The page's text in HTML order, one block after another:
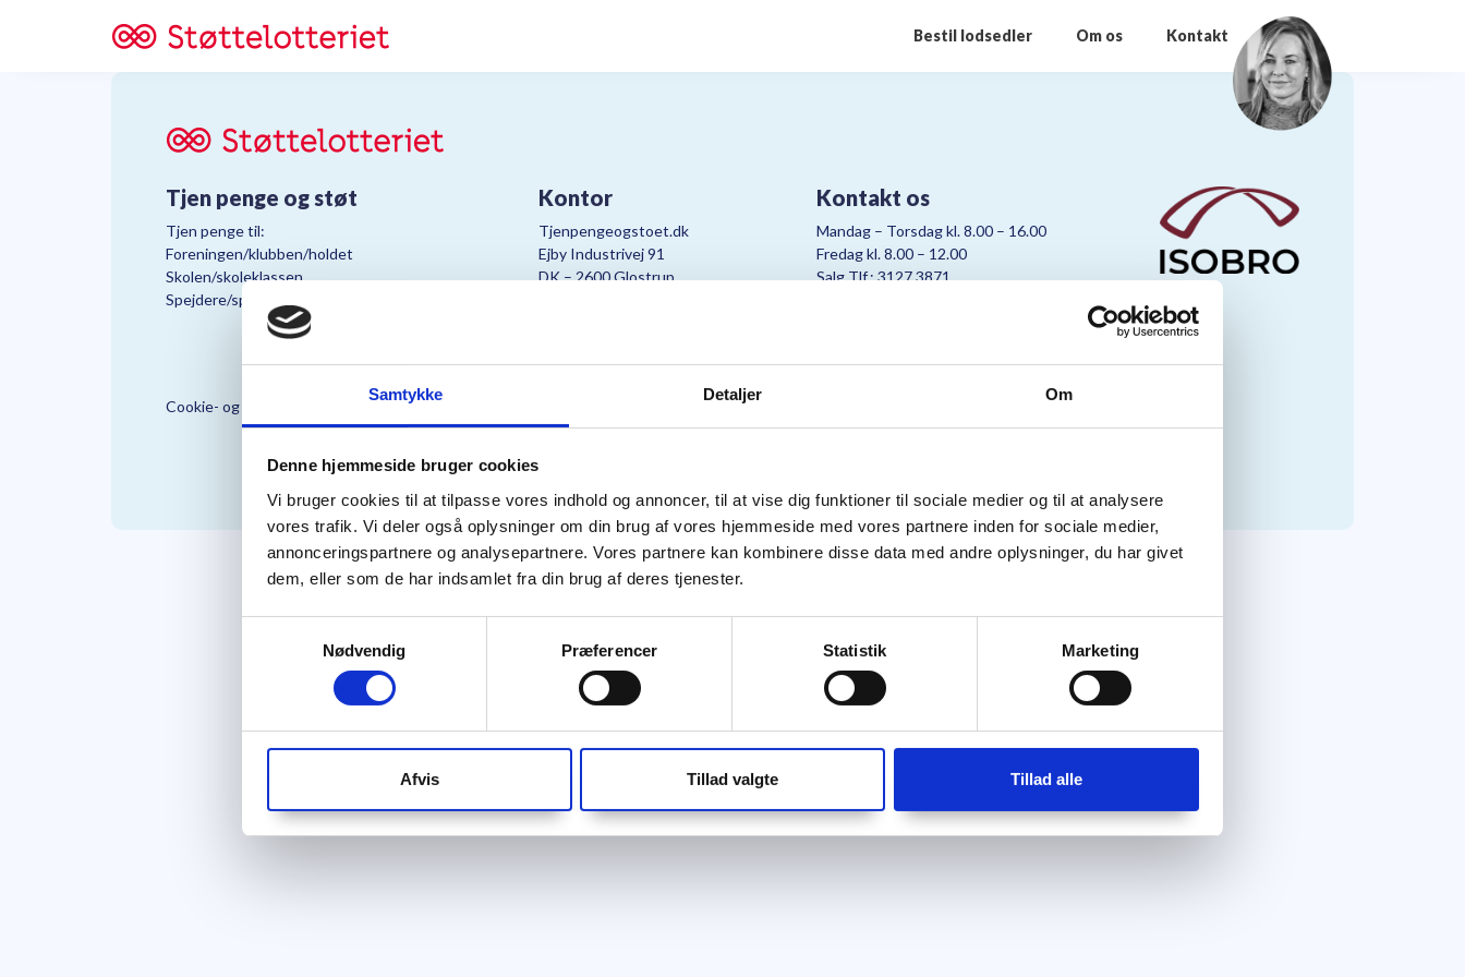
Samtykke Detaljer Om
Denne hjemmeside bruger cookies
Vi bruger cookies til at tilpasse vores indhold og annoncer, til at vise dig funktioner til sociale medier og til at analysere
vores trafik. Vi deler også oplysninger om din brug af vores hjemmeside med vores partnere inden for sociale medier,
annonceringspartnere og analysepartnere. Vores partnere kan kombinere disse data med andre oplysninger, du har givet
dem, eller som de har indsamlet fra din brug af deres tjenester.
Nødvendig
Præferencer Statistik Marketing
Afvis Tillad valgte Tillad alle
Bestil lodsedler Om os Kontakt
Tjen penge og støt
Tjen penge til:
Foreningen/klubben/holdet
Skolen/skoleklassen
Spejdere/spejdergruppen/FDF’ere, m.fl.
Kontor
Tjenpengeogstoet.dk
Ejby Industrivej 91
DK – 2600 Glostrup
Kontakt os
Mandag – Torsdag kl. 8.00 – 16.00
Fredag kl. 8.00 – 12.00
Salg Tlf.: 3127 3871
Cookie- og Persondatapolitik